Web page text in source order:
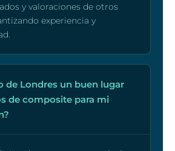
y valoraciones de otros
experiencia y
de Londres un buen lugar
de composite para mi